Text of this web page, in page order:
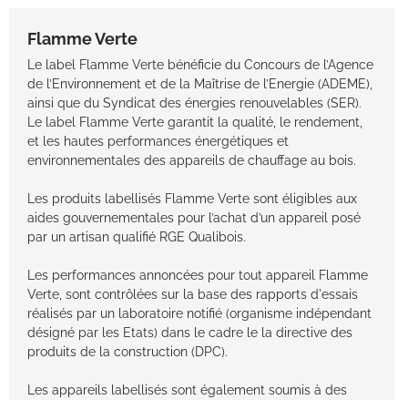
Flamme Verte
Le label Flamme Verte bénéficie du Concours de l’Agence
de l’Environnement et de la Maîtrise de l’Energie (ADEME),
ainsi que du Syndicat des énergies renouvelables (SER).
Le label Flamme Verte garantit la qualité, le rendement,
et les hautes performances énergétiques et
environnementales des appareils de chauffage au bois.
Les produits labellisés Flamme Verte sont éligibles aux
aides gouvernementales pour l’achat d’un appareil posé
par un artisan qualifié RGE Qualibois.
Les performances annoncées pour tout appareil Flamme
Verte, sont contrôlées sur la base des rapports d'essais
réalisés par un laboratoire notifié (organisme indépendant
désigné par les Etats) dans le cadre le la directive des
produits de la construction (DPC).
Les appareils labellisés sont également soumis à des